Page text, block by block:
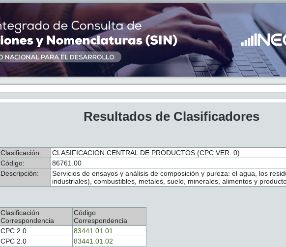
Resultados de Clasificadores
Clasificación:
CLASIFICACION CENTRAL DE PRODUCTOS (CPC VER. 0)
Código:
86761.00
Descripción:
Servicios de ensayos y análisis de composición y pureza: el agua, los
industriales), combustibles, metales, suelo, minerales, alimentos y
Clasificación
Correspondencia
Código
Correspondencia
CPC 2.0
83441.01.01
CPC 2.0
83441.01.02